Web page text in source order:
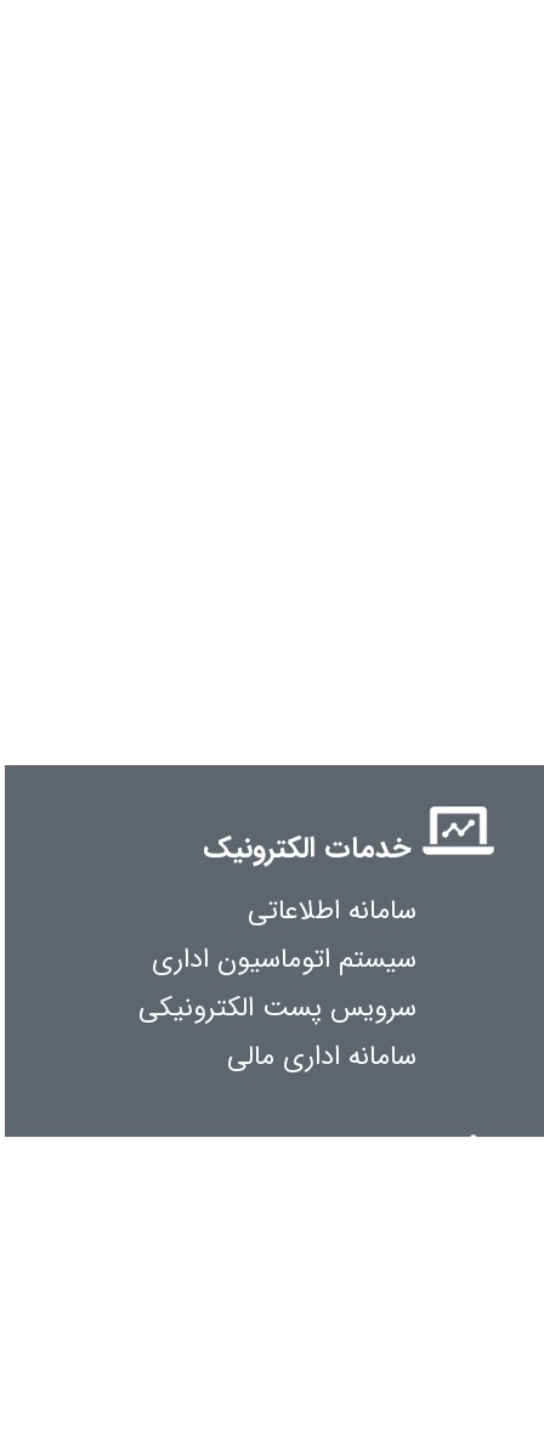
خدمات الکترونیک
سامانه اطلاعاتی
سیستم اتوماسیون اداری
سرویس پست الکترونیکی
سامانه اداری مالی